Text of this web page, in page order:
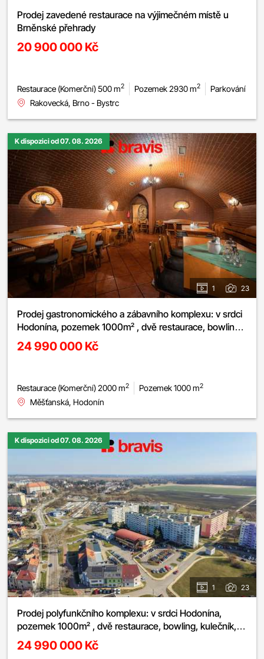
Prodej zavedené restaurace na výjimečném místě u
Brněnské přehrady
20 900 000 Kč
Restaurace (Komerční) 500 m2 Pozemek 2930 m2
Parkování
Rakovecká, Brno - Bystrc
K dispozici od 07. 08. 2026
1 23
Prodej gastronomického a zábavního komplexu: v srdci
Hodonína, pozemek 1000m² , dvě restaurace, bowling,
kulečník, šipky
24 990 000 Kč
Restaurace (Komerční) 2000 m2 Pozemek 1000 m2
Měšťanská, Hodonín
K dispozici od 07. 08. 2026
1 23
Prodej polyfunkčního komplexu: v srdci Hodonína,
pozemek 1000m² , dvě restaurace, bowling, kulečník,
šipky
24 990 000 Kč